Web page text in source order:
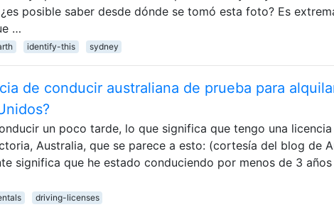
posible saber desde dónde se tomó esta foto? Es
…
identify-this sydney
de conducir australiana de prueba para
un poco tarde, lo que significa que tengo una
Australia, que se parece a esto: (cortesía del blog de
significa que he estado conduciendo por menos de 3 años
driving-licenses